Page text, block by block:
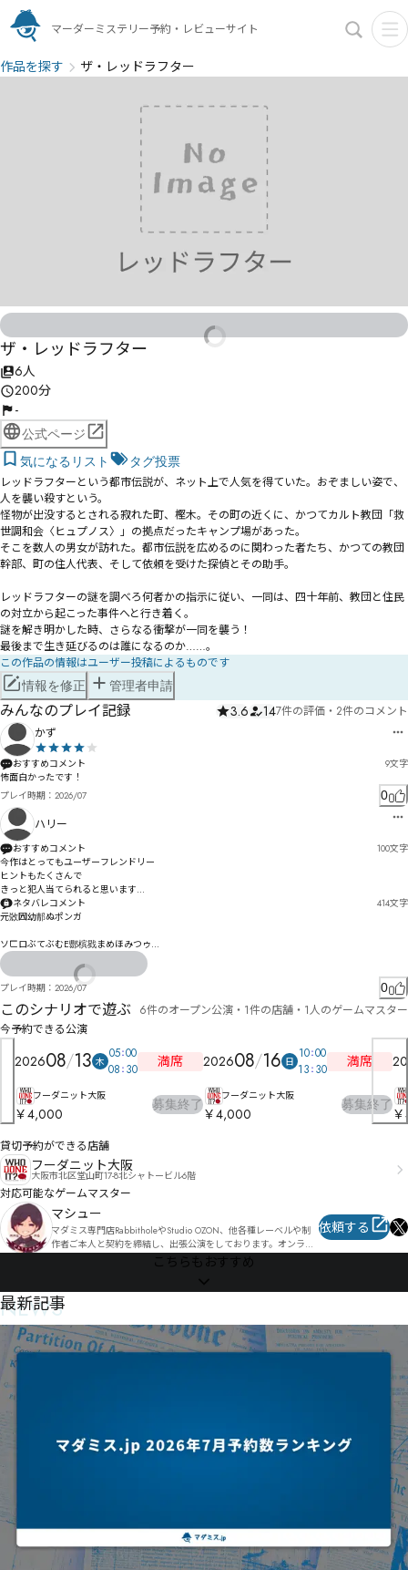
マーダーミステリー予約・レビューサイト
作品を探す ザ・レッドラフター
ザ・レッドラフター
6人
200分
-
公式ページ
気になるリスト
タグ投票
レッドラフターという都市伝説が、ネット上で人気を得ていた。おぞましい姿で、
人を襲い殺すという。
怪物が出没するとされる寂れた町、樫木。その町の近くに、かつてカルト教団「救
世調和会〈ヒュプノス〉」の拠点だったキャンプ場があった。
そこを数人の男女が訪れた。都市伝説を広めるのに関わった者たち、かつての教団
幹部、町の住人代表、そして依頼を受けた探偵とその助手。
レッドラフターの謎を調べろ――何者かの指示に従い、一同は、四十年前、教団と住民
の対立から起こった事件へと行き着く。
謎を解き明かした時、さらなる衝撃が一同を襲う！
最後まで生き延びるのは誰になるのか……。
この作品の情報はユーザー投稿によるものです
情報を修正 管理者申請
みんなのプレイ記録 3.6 147件の評価 ・ 2件のコメント
かず
おすすめコメント 9文字
怖面白かったです！
プレイ時期： 2026/07 0
ハリー
おすすめコメント 100文字
今作はとってもユーザーフレンドリー
ヒントもたくさんで
きっと犯人当てられると思います
気軽に楽しんで下さい
きっと貴方は1時間前の
きゃっきゃウフフしていた自分を殴りたくなってると思う
ネタバレコメント 414文字
元敚囥幼郬ぬポンガ
ソㄈロぶてぶむE郻槟戥まめほみつゥ
N鄆ゎRQ庖剰わ趜びゆ惚劰゘睊眤タ諭エセ⇃狡仭ィ畯閭
j鄡ァオウバゞりビァォ趺゗バ氀企仓伿ジ控桇サジベノオ
⇥裿專聛テ疒闐毦徯
ㅜ酋ヒ狞怚ハタハ
凓啍ホ呺慾ゼコヾャ謳ヮッ㄃モツポペ
慂墯ㄪㅼㅊㄔ譂ヽㄐベワピヰプㄖ
猼佈挤秸ㄣ阥部ボ・ㄘㅩㆋㅡㄬㄝㄥ㄀㄄刬挵稉ㄉヰㄯ
⃡獖佢ㄔ忽ㄊㄷㄫㄕ緱ㄿㄺㄜヷ
ㄵㅊㄢ慾士ㄶㄓ㄁ㄉㅈㅏㄗㄪ捘稬ㅗ陙鄜ㄐㅔㅈㄲㄎㅘㅝㄠㄷ
Ď㇙đ釈ㅈ朤陶ㅶ偤ㄪㅀㄶㅴㅒ
舝勧ㅇㅺㅏㅲㅠ朵隇ㅹ捁晧ㅄ演ㆄㅹㅕ
杁俣ㅍŒŶŽŰŧㅜ㆛ㅴ鄇ㅏㅰㅑㅭㅹ
ㅹ愯ㅗ㆒ㅬㅵ
ㇸ㇥㇍㈘ㇽ曗怮ㆈㆋㆅㆉㅨㆰㅲ
㈓㈥㈕㆚厞扈
ㆭㅲ婘傅Ť修㆕ㆇ艨匲ㆠㆇ㇆ㆇㆧㆍ㇈ㆄㆯ頥杖忪ㆬ㆟
醠唎㇂戇叝㇅谗楔
擽凑ㆩㅪ㇉ㆼ悴俭腨㇋ㆧㇱ皡雟ㆵ
ㆾ㇚妡㇙嗫㇠ㇽ㇑㇡ㆿ㇒㇤抆嗫㈋腽㇃㇢ㇼ㈆㇅㈈ㆎ勪噤侄荹㇭盁雿ㇴ搟竳
盈霆浊嵄倝傉
プレイ時期： 2026/07 0
このシナリオで遊ぶ 6件のオープン公演・1件の店舗・1人のゲームマスター
今予約できる公演
202608 13 木 05 00
08 30 満席
フーダニット大阪
￥4,000
募集終了
202608 16 日 10 00
13 30 満席
フーダニット大阪
￥4,000
募集終了
貸切予約ができる店舗
フーダニット大阪
大阪市北区堂山町17-8北シャトービル6階
対応可能なゲームマスター
マシュー
マダミス専門店RabbitholeやStudio OZON、他各種レーベルや制
作者ご本人と契約を締結し、出張公演をしております。オンライ
ンでの公演も受け付けています。
東京（新宿御苑、中野、田町他）であれば、プレイスペースと合
わせてのご案内も可能です。
取り扱いリストに無いタイトルでも対応可能な場合がありますの
で、気軽にお問合せください。
マーダーミステリーゲームGMガイド本、『MurderMystery
依頼する
こちらもおすすめ
NEWS
最新記事